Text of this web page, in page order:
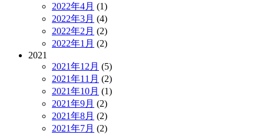
2022年4月 (1)
2022年3月 (4)
2022年2月 (2)
2022年1月 (2)
2021
2021年12月 (5)
2021年11月 (2)
2021年10月 (1)
2021年9月 (2)
2021年8月 (2)
2021年7月 (2)